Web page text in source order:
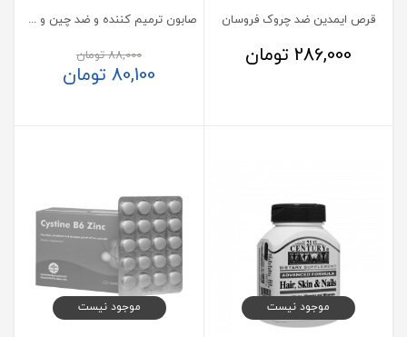
قرص ایمدین ضد چروک فروسان
286,000 تومان
صابون ترمیم کننده و ضد چین و چروک آرگان بایو اسکین 100 گرم
88,000تومان
80,100 تومان
موجود نیست موجود نیست